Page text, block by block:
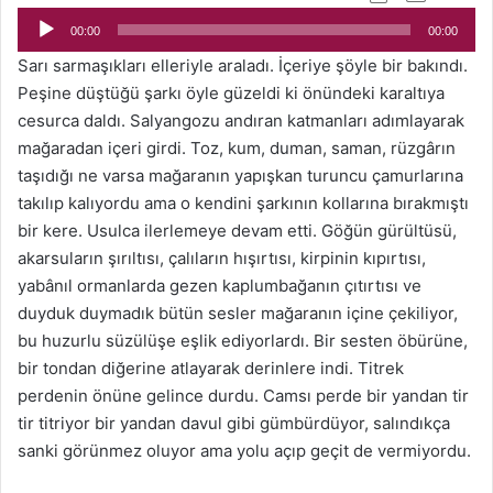
oynatıcı
00:00 00:00
Sarı sarmaşıkları elleriyle araladı. İçeriye şöyle bir bakındı.
Peşine düştüğü şarkı öyle güzeldi ki önündeki karaltıya
cesurca daldı. Salyangozu andıran katmanları adımlayarak
mağaradan içeri girdi. Toz, kum, duman, saman, rüzgârın
taşıdığı ne varsa mağaranın yapışkan turuncu çamurlarına
takılıp kalıyordu ama o kendini şarkının kollarına bırakmıştı
bir kere. Usulca ilerlemeye devam etti. Göğün gürültüsü,
akarsuların şırıltısı, çalıların hışırtısı, kirpinin kıpırtısı,
yabânıl ormanlarda gezen kaplumbağanın çıtırtısı ve
duyduk duymadık bütün sesler mağaranın içine çekiliyor,
bu huzurlu süzülüşe eşlik ediyorlardı. Bir sesten öbürüne,
bir tondan diğerine atlayarak derinlere indi. Titrek
perdenin önüne gelince durdu. Camsı perde bir yandan tir
tir titriyor bir yandan davul gibi gümbürdüyor, salındıkça
sanki görünmez oluyor ama yolu açıp geçit de vermiyordu.